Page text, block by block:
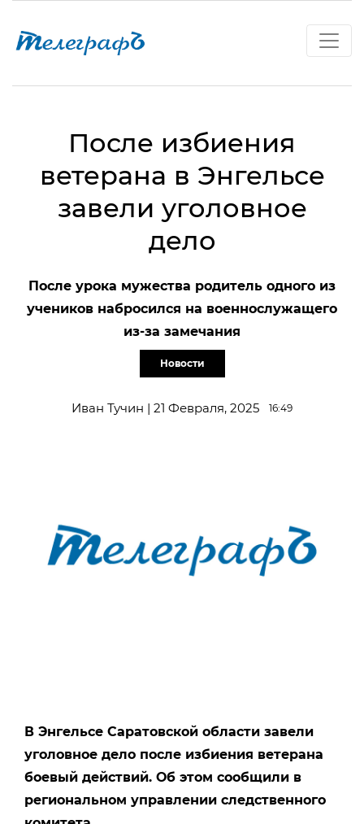
После избиения
ветерана в Энгельсе
завели уголовное
дело
После урока мужества родитель одного из
учеников набросился на военнослужащего
из-за замечания
Новости
Иван Тучин | 21 Февраля, 2025 16:49
В Энгельсе Саратовской области завели
уголовное дело после избиения ветерана
боевый действий. Об этом сообщили в
региональном управлении следственного